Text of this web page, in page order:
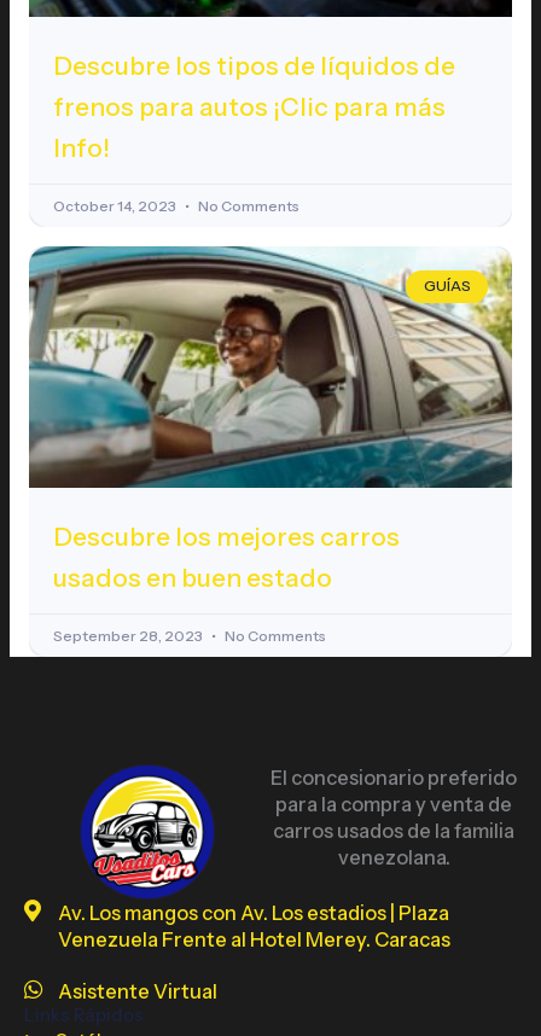
Descubre los tipos de líquidos de
frenos para autos ¡Clic para más
Info!
October 14, 2023 No Comments
GUÍAS
Descubre los mejores carros
usados en buen estado
September 28, 2023 No Comments
El concesionario preferido
para la compra y venta de
carros usados de la familia
venezolana.
Av. Los mangos con Av. Los estadios | Plaza
Venezuela Frente al Hotel Merey. Caracas
Asistente Virtual
Links Rápidos